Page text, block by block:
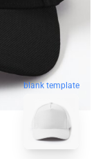
blank template